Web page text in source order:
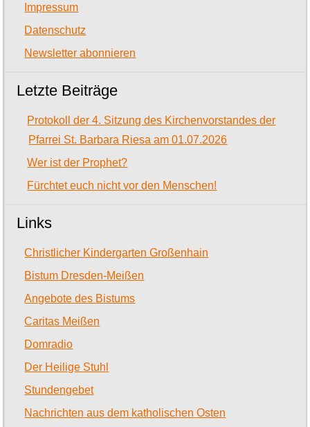
Impressum
Datenschutz
Newsletter abonnieren
Letzte Beiträge
Protokoll der 4. Sitzung des Kirchenvorstandes der
Pfarrei St. Barbara Riesa am 01.07.2026
Wer ist der Prophet?
Fürchtet euch nicht vor den Menschen!
Links
Christlicher Kindergarten Großenhain
Bistum Dresden-Meißen
Angebote des Bistums
Caritas Meißen
Domradio
Der Heilige Stuhl
Stundengebet
Nachrichten aus dem katholischen Osten